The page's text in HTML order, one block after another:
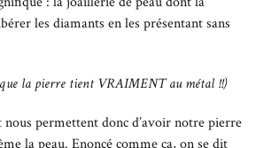
les diamants en les présentant sans
la pierre tient VRAIMENT au métal !!)
nous permettent donc d’avoir notre pierre
la peau. Enoncé comme ça, on se dit